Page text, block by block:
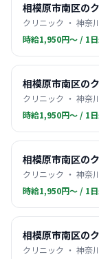
相模原市南区の
クリニック ・ 神奈
時給1,950円〜 / 1
相模原市南区の
クリニック ・ 神奈
時給1,950円〜 / 1
相模原市南区の
クリニック ・ 神奈
時給1,950円〜 / 1
相模原市南区の
クリニック ・ 神奈